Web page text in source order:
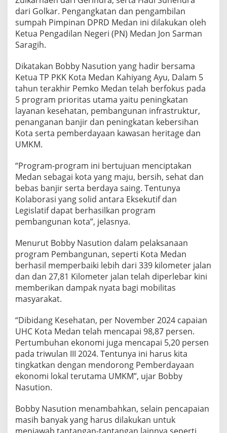
a
s
i
y
S
o
l
i
d
a
n
t
E
k
s
e
u
t
f
d
a
n
L
e
l
a
t
i
f
d
a
t
B
e
dari Golkar. Pengangkatan dan pengambilan
sumpah Pimpinan DPRD Medan ini dilakukan oleh
Ketua Pengadilan Negeri (PN) Medan Jon Sarman
Saragih.
Dikatakan Bobby Nasution yang hadir bersama
Ketua TP PKK Kota Medan Kahiyang Ayu, Dalam 5
tahun terakhir Pemko Medan telah berfokus pada
5 program prioritas utama yaitu peningkatan
layanan kesehatan, pembangunan infrastruktur,
penanganan banjir dan peningkatan kebersihan
Kota serta pemberdayaan kawasan heritage dan
UMKM.
“Program-program ini bertujuan menciptakan
Medan sebagai kota yang maju, bersih, sehat dan
bebas banjir serta berdaya saing. Tentunya
Kolaborasi yang solid antara Eksekutif dan
Legislatif dapat berhasilkan program
pembangunan kota”, jelasnya.
Menurut Bobby Nasution dalam pelaksanaan
program Pembangunan, seperti Kota Medan
berhasil memperbaiki lebih dari 339 kilometer jalan
dan dan 27,81 Kilometer jalan telah diperlebar kini
memberikan dampak nyata bagi mobilitas
masyarakat.
“Dibidang Kesehatan, per November 2024 capaian
UHC Kota Medan telah mencapai 98,87 persen.
Pertumbuhan ekonomi juga mencapai 5,20 persen
pada triwulan III 2024. Tentunya ini harus kita
tingkatkan dengan mendorong Pemberdayaan
ekonomi lokal terutama UMKM”, ujar Bobby
Nasution.
Bobby Nasution menambahkan, selain pencapaian
masih banyak yang harus dilakukan untuk